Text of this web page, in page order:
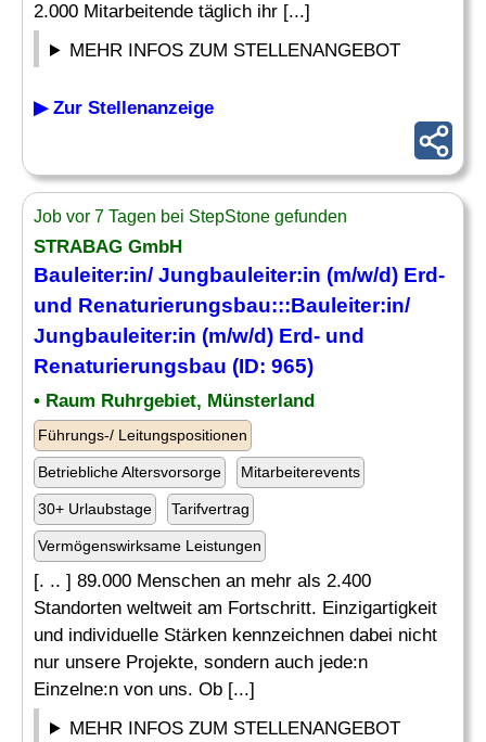
2.000 Mitarbeitende täglich ihr [...]
MEHR INFOS ZUM STELLENANGEBOT
▶ Zur Stellenanzeige
Job vor 7 Tagen bei StepStone gefunden
STRABAG GmbH
Bauleiter:in/ Jungbauleiter:in (m/w/d) Erd-
und Renaturierungsbau:::Bauleiter:in/
Jungbauleiter:in (m/w/d) Erd- und
Renaturierungsbau (ID: 965)
• Raum Ruhrgebiet, Münsterland
Führungs-/ Leitungspositionen
Betriebliche Altersvorsorge Mitarbeiterevents
30+ Urlaubstage Tarifvertrag
Vermögenswirksame Leistungen
[. .. ] 89.000 Menschen an mehr als 2.400
Standorten weltweit am Fortschritt. Einzigartigkeit
und individuelle Stärken kennzeichnen dabei nicht
nur unsere Projekte, sondern auch jede:n
Einzelne:n von uns. Ob [...]
MEHR INFOS ZUM STELLENANGEBOT